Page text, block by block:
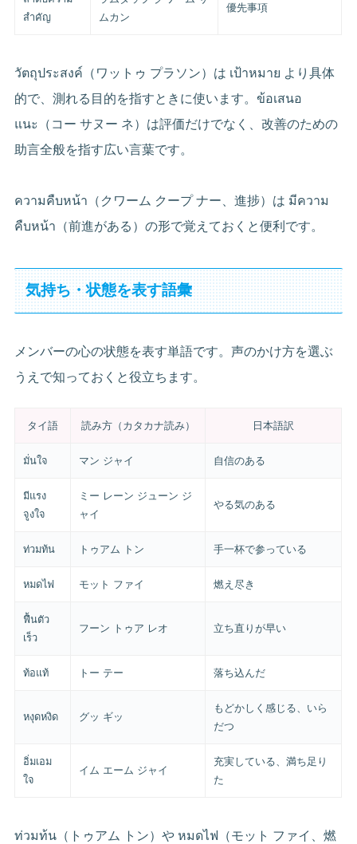
สำคัญ
ムカン
優先事項
วัตถุประสงค์（ワットゥ プラソン）は เป้าหมาย より具体
的で、測れる目的を指すときに使います。ข้อเสนอ
แนะ（コー サヌー ネ）は評価だけでなく、改善のための
助言全般を指す広い言葉です。
ความคืบหน้า（クワーム クープ ナー、進捗）は มีความ
คืบหน้า（前進がある）の形で覚えておくと便利です。
気持ち・状態を表す語彙
メンバーの心の状態を表す単語です。声のかけ方を選ぶ
うえで知っておくと役立ちます。
タイ語 読み方（カタカナ読み） 日本語訳
มั่นใจ マン ジャイ 自信のある
มีแรง
จูงใจ
ミー レーン ジューン ジ
ャイ
やる気のある
ท่วมท้น トゥアム トン 手一杯で参っている
หมดไฟ モット ファイ 燃え尽き
ฟื้นตัว
เร็ว
フーン トゥア レオ 立ち直りが早い
ท้อแท้ トー テー 落ち込んだ
หงุดหงิด グッ ギッ
もどかしく感じる、いら
だつ
อิ่มเอม
ใจ
イム エーム ジャイ
充実している、満ち足り
た
ท่วมท้น（トゥアム トン）や หมดไฟ（モット ファイ、燃